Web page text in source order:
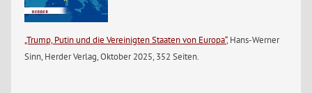
„Trump, Putin und die Vereinigten Staaten von Europa“, Hans-Werner
Sinn, Herder Verlag, Oktober 2025, 352 Seiten.